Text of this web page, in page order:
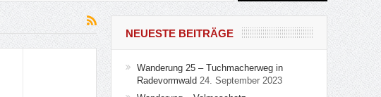
NEUESTE BEITRÄGE
Wanderung 25 – Tuchmacherweg in
Radevormwald 24. September 2023